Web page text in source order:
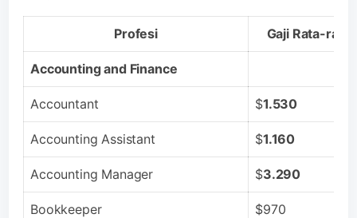
Profesi Gaji Rata-rata
Accounting and Finance
Accountant $1.530
Accounting Assistant $1.160
Accounting Manager $3.290
Bookkeeper $970